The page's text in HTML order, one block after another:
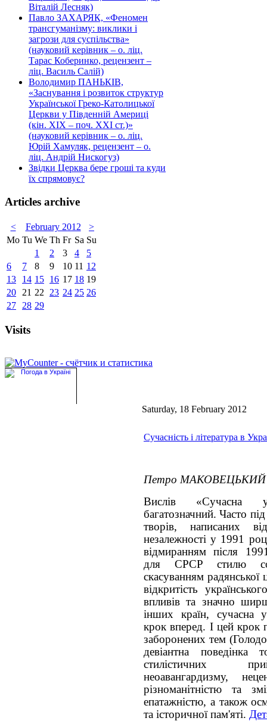
Віталій Лесняк)
Павло ЗАХАРЯК, «Феномен
трансгуманізму: виклики і
загрози для суспільства»
(науковий керівник – о. ліц.
Тарас Коберинко, рецензент –
ліц. Василь Салій)
Володимир ПАНЬКІВ,
«Заснування і розвиток структур
Української Греко-Католицької
Церкви у Південній Америці
(кін. ХІХ – поч. ХХІ ст.)»
(науковий керівник – о. ліц.
Юрій Хамуляк, рецензент – о.
ліц. Андрій Нискогуз)
Звідки Церква бере гроші та куди
їх спрямовує?
Articles archive
< February 2012
>
Mo Tu We Th Fr Sa Su
1
2 3 4
5
6
7 8 9 10 11 12
13
14 15 16 17 18 19
20
21 22 23 24 25 26
27
28 29
Visits
Saturday, 18 February 2012
Сучасність і література в
Петро МАКОВЕЦЬКИЙ
Вислів «Сучасна
багатозначний. Часто
творів, написаних
незалежності у 1991
відмиранням після
для СРСР стилю
скасуванням
відкритість
впливів та значно
інших країн, сучасна
крок вперед. І цей крок
заборонених тем
девіантна поведінка
стилістичних
неоавангардизму,
різноманітністю та
епатажністю, а також
та історичної пам'яті.